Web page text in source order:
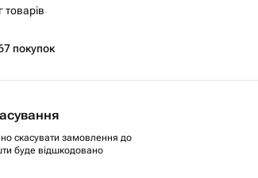
товарів
покупок
скасувати замовлення до
буде відшкодовано